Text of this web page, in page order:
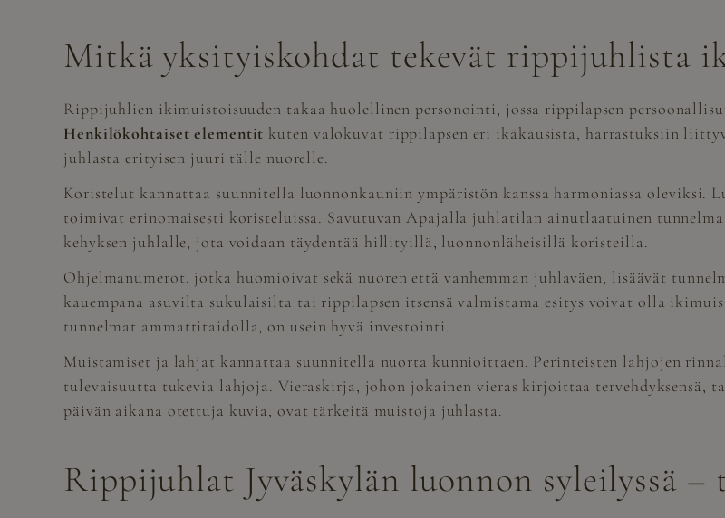
Mitkä yksityiskohdat tekevät rippijuhlista
Rippijuhlien ikimuistoisuuden takaa huolellinen personointi, jossa rippilapsen
Henkilökohtaiset elementit kuten valokuvat rippilapsen eri ikäkausista, harrastuksiin
juhlasta erityisen juuri tälle nuorelle.
Koristelut kannattaa suunnitella luonnonkauniin ympäristön kanssa harmoniassa oleviksi.
toimivat erinomaisesti koristeluissa. Savutuvan Apajalla juhlatilan ainutlaatuinen
kehyksen juhlalle, jota voidaan täydentää hillityillä, luonnonläheisillä koristeilla.
Ohjelmanumerot, jotka huomioivat sekä nuoren että vanhemman juhlaväen, lisäävät
kauempana asuvilta sukulaisilta tai rippilapsen itsensä valmistama esitys voivat olla
tunnelmat ammattitaidolla, on usein hyvä investointi.
Muistamiset ja lahjat kannattaa suunnitella nuorta kunnioittaen. Perinteisten lahjojen
tulevaisuutta tukevia lahjoja. Vieraskirja, johon jokainen vieras kirjoittaa tervehdyksensä,
päivän aikana otettuja kuvia, ovat tärkeitä muistoja juhlasta.
Rippijuhlat Jyväskylän luonnon syleilyssä –